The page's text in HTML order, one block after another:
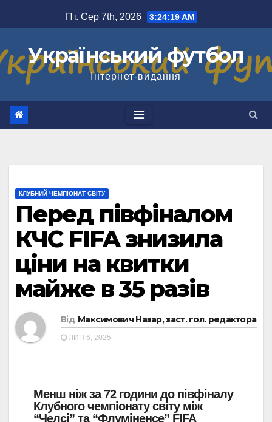
до
Пт. Сер 7th, 2026 3:24:19 AM
Український футбол
Інтернет-видання
КЛУБНИЙ ЧЕМПІОНАТ СВІТУ
Перед півфіналом
КЧС FIFA знизила
ціни на квитки
майже в 35 разів
Від Максимович Назар, заст. гол. редактора
ЛИП 6, 2025
Менш ніж за 72 години до півфіналу
Клубного чемпіонату світу між
“Челсі” та “Флуміненсе” FIFA